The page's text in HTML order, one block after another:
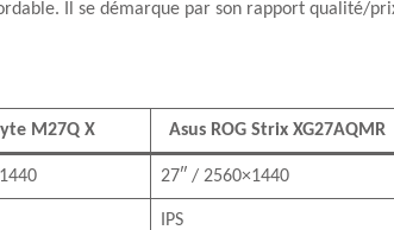
Il se démarque par son rapport qualité/
M27Q X Asus ROG Strix XG27AQMR
27″ / 2560×1440
IPS